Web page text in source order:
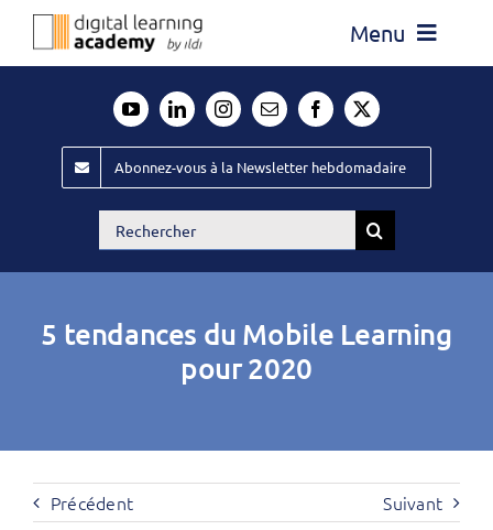
Passer
Menu
Évènements ILDI
Offres d’emploi
Publiez
Abonnez-vous à la Newsletter hebdomadaire
Rechercher:
5 tendances du Mobile Learning
pour 2020
Précédent Suivant